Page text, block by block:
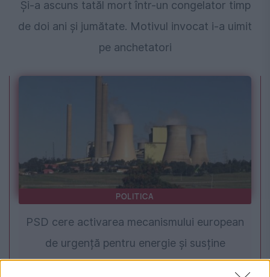
Și-a ascuns tatăl mort într-un congelator timp
de doi ani și jumătate. Motivul invocat i-a uimit
pe anchetatori
POLITICA
PSD cere activarea mecanismului european
de urgență pentru energie și susține
menținerea centralelor pe cărbune. Critici la